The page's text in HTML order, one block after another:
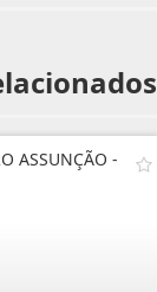
ASSUNÇÃO -